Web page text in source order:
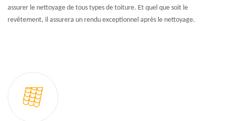
assurer le nettoyage de tous types de toiture. Et quel que soit le
revêtement, il assurera un rendu exceptionnel après le nettoyage.